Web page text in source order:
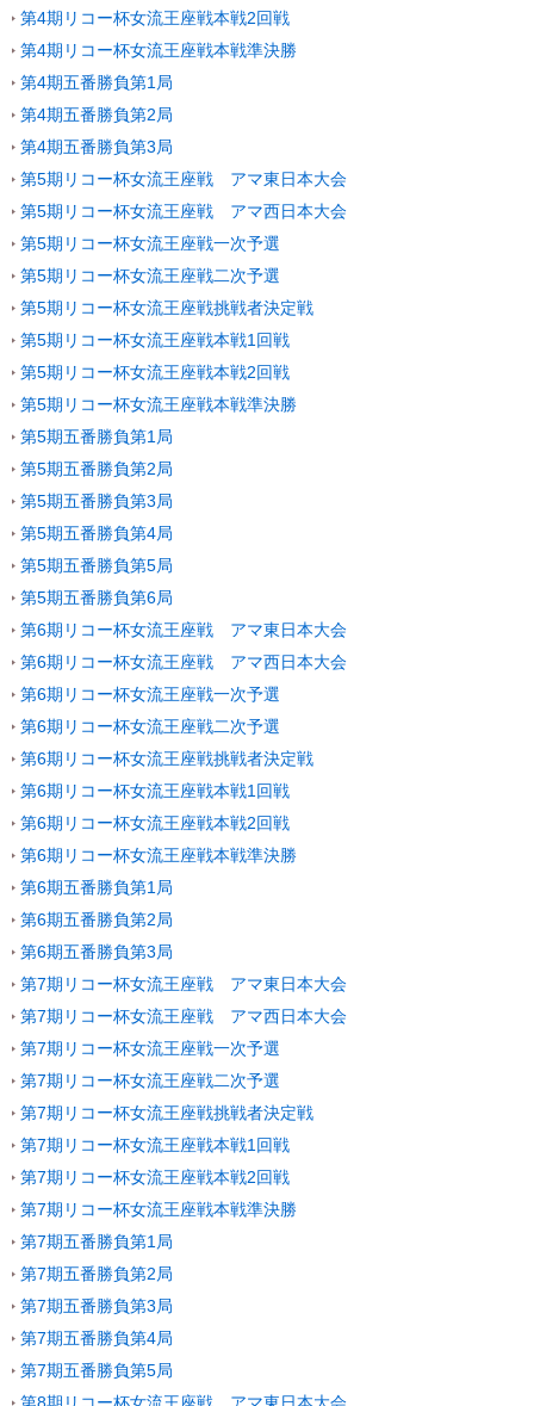
第4期リコー杯女流王座戦本戦2回戦
第4期リコー杯女流王座戦本戦準決勝
第4期五番勝負第1局
第4期五番勝負第2局
第4期五番勝負第3局
第5期リコー杯女流王座戦 アマ東日本大会
第5期リコー杯女流王座戦 アマ西日本大会
第5期リコー杯女流王座戦一次予選
第5期リコー杯女流王座戦二次予選
第5期リコー杯女流王座戦挑戦者決定戦
第5期リコー杯女流王座戦本戦1回戦
第5期リコー杯女流王座戦本戦2回戦
第5期リコー杯女流王座戦本戦準決勝
第5期五番勝負第1局
第5期五番勝負第2局
第5期五番勝負第3局
第5期五番勝負第4局
第5期五番勝負第5局
第5期五番勝負第6局
第6期リコー杯女流王座戦 アマ東日本大会
第6期リコー杯女流王座戦 アマ西日本大会
第6期リコー杯女流王座戦一次予選
第6期リコー杯女流王座戦二次予選
第6期リコー杯女流王座戦挑戦者決定戦
第6期リコー杯女流王座戦本戦1回戦
第6期リコー杯女流王座戦本戦2回戦
第6期リコー杯女流王座戦本戦準決勝
第6期五番勝負第1局
第6期五番勝負第2局
第6期五番勝負第3局
第7期リコー杯女流王座戦 アマ東日本大会
第7期リコー杯女流王座戦 アマ西日本大会
第7期リコー杯女流王座戦一次予選
第7期リコー杯女流王座戦二次予選
第7期リコー杯女流王座戦挑戦者決定戦
第7期リコー杯女流王座戦本戦1回戦
第7期リコー杯女流王座戦本戦2回戦
第7期リコー杯女流王座戦本戦準決勝
第7期五番勝負第1局
第7期五番勝負第2局
第7期五番勝負第3局
第7期五番勝負第4局
第7期五番勝負第5局
第8期リコー杯女流王座戦 アマ東日本大会